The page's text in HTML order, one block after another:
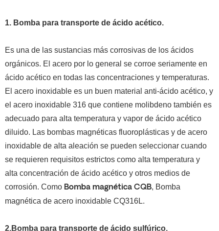
1. Bomba para transporte de ácido acético.
Es una de las sustancias más corrosivas de los ácidos
orgánicos. El acero por lo general se corroe seriamente en
ácido acético en todas las concentraciones y temperaturas.
El acero inoxidable es un buen material anti-ácido acético, y
el acero inoxidable 316 que contiene molibdeno también es
adecuado para alta temperatura y vapor de ácido acético
diluido. Las bombas magnéticas fluoroplásticas y de acero
inoxidable de alta aleación se pueden seleccionar cuando
se requieren requisitos estrictos como alta temperatura y
alta concentración de ácido acético y otros medios de
corrosión. Como Bomba magnética CQB, Bomba
magnética de acero inoxidable CQ316L.
2.Bomba para transporte de ácido sulfúrico.